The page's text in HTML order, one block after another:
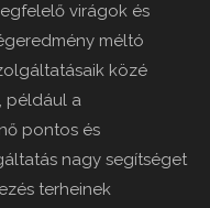
virágok és
méltó
közé
például a
pontos és
nagy segítséget
terheinek